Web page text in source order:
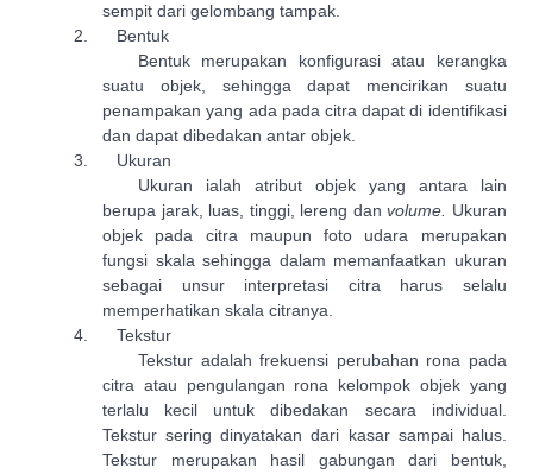
sempit dari gelombang tampak.
2.
Bentuk
Bentuk merupakan konfigurasi atau kerangka
suatu objek, sehingga dapat mencirikan suatu
penampakan yang ada pada citra dapat di identifikasi
dan dapat dibedakan antar objek.
3.
Ukuran
Ukuran ialah atribut objek yang antara lain
berupa jarak, luas, tinggi, lereng danvolume.
Ukuran
objek pada citra maupun foto udara merupakan
fungsi skala sehingga dalam memanfaatkan ukuran
sebagai unsur interpretasi citra harus selalu
memperhatikan skala citranya.
4.
Tekstur
Tekstur adalah frekuensi perubahan rona pada
citra atau pengulangan rona kelompok objek yang
terlalu kecil untuk dibedakan secara individual.
Tekstur sering dinyatakan dari kasar sampai halus.
Tekstur merupakan hasil gabungan dari bentuk,